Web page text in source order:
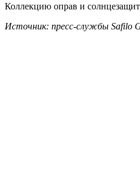
Коллекцию оправ и
Источник: пресс-службы Safilo